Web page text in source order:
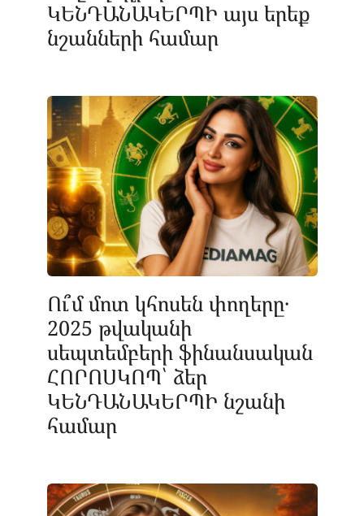
ԿԵՆԴԱՆԱԿԵՐՊԻ այս երեք
նշանների համար
Ու՞մ մոտ կհոսեն փողերը․
2025 թվականի
սեպտեմբերի ֆինանսական
ՀՈՐՈՍԿՈՊ՝ ձեր
ԿԵՆԴԱՆԱԿԵՐՊԻ նշանի
համար